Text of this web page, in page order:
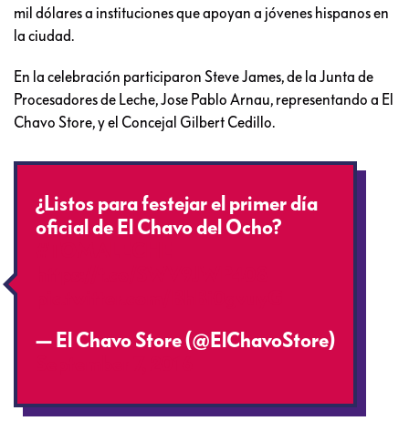
mil dólares a instituciones que apoyan a jóvenes hispanos en
la ciudad.
En la celebración participaron Steve James, de la Junta de
Procesadores de Leche, Jose Pablo Arnau, representando a El
Chavo Store, y el Concejal Gilbert Cedillo.
¿Listos para festejar el primer día
oficial de El Chavo del Ocho?
— El Chavo Store (@ElChavoStore)